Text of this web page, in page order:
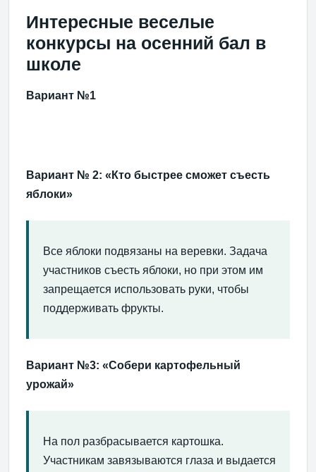
Интересные веселые
конкурсы на осенний бал в
школе
Вариант №1
Вариант № 2: «Кто быстрее сможет съесть
яблоки»
Все яблоки подвязаны на веревки. Задача
участников съесть яблоки, но при этом им
запрещается использовать руки, чтобы
поддерживать фрукты.
Вариант №3: «Собери картофельный
урожай»
На пол разбрасывается картошка.
Участникам завязываются глаза и выдается